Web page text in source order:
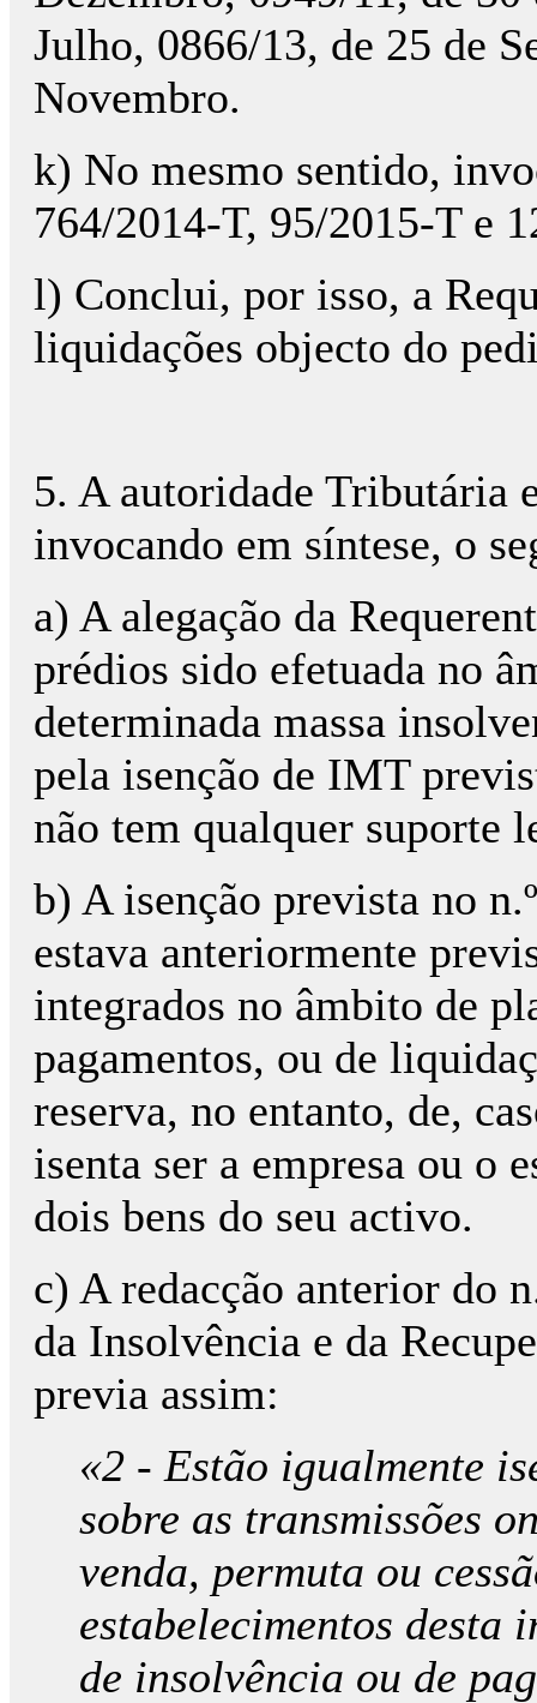
Julho, 0866/13, de 25 de
Novembro.
k) No mesmo sentido,
764/2014-T, 95/2015-T e
l) Conclui, por isso, a
liquidações objecto do
5. A autoridade Tributária
invocando em síntese, o
a) A alegação da
prédios sido efetuada no
determinada massa
pela isenção de IMT
não tem qualquer suporte
b) A isenção prevista no
estava anteriormente
integrados no âmbito de
pagamentos, ou de
reserva, no entanto, de,
isenta ser a empresa ou o
dois bens do seu activo.
c) A redacção anterior do
da Insolvência e da
previa assim:
«2 - Estão igualmente
sobre as transmissões
venda, permuta ou
estabelecimentos desta
de insolvência ou de